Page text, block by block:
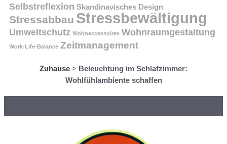
Selbstreflexion Skandinavisches Design
Stressabbau Stressbewältigung
Umweltschutz Wohnaccessoires Wohnraumgestaltung
Work-Life-Balance Zeitmanagement
Zuhause > Beleuchtung im Schlafzimmer:
Wohlfühlambiente schaffen